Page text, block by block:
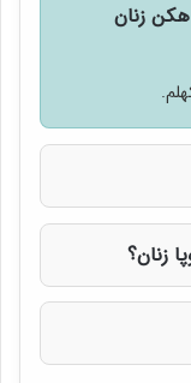
هکن زنان
زنان؟